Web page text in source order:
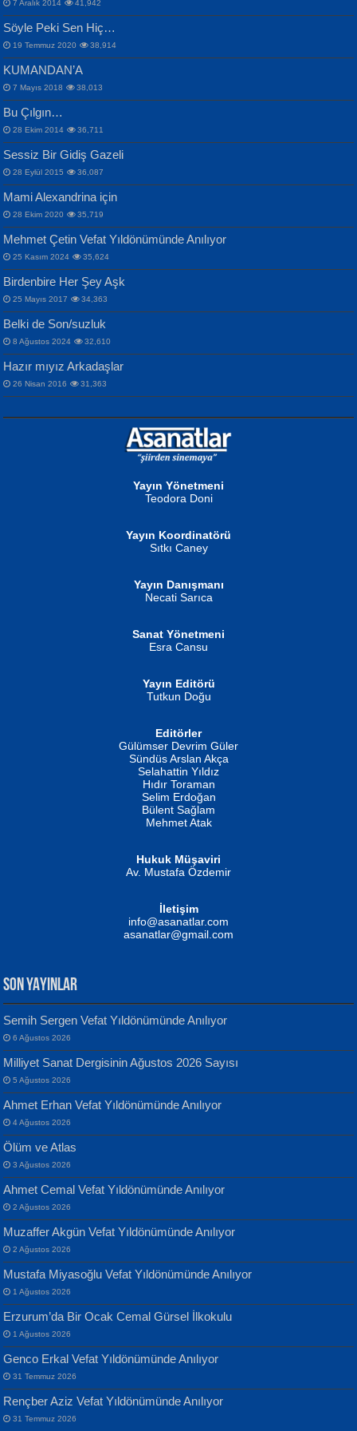
Samimiyet Nedir?...
İPEK ACAR SERT
Gazze’nin Şecaati, Ümmetin İmtihanı...
MAHMUT GÜRBÜZ
İbrahim Olmak ve Bitirebilmek...
NURAN KÖSE BAYDAR
İSMAİL OKUTAN
Erkeklerin Kahrolması Ne Demektir
MUSTAFA KELOĞLU
Yarına İz Bırakmak...
ATİLLA ÖZEN
Sultan Olmadan Önce Eyüp...
EKREM KARABABA
Mescid-i Aksâ Üstüne Ay!...
Selahattin Yıldız
İdrakimle Üşürken...
Songül Özel
Mahzen...
Ben Deniz Değilim ki...
Evvel Zaman Tanrıçası...
Yılmaz Ekinci
Geceye Söylenen...
Banu Sancak
Defterimden İçeri...
İsmail Aydos
İnkisar...
ERDEM BAYAZIT
Sana, Bana, Vatanıma, Ülkemin
İnsanlarına Dair...
NAZIM HİKMET RAN
Bir Cezaevinde, Tecritteki Adamın
Mektupları...
7 Aralık 2014 41,942
Söyle Peki Sen Hiç…
19 Temmuz 2020 38,914
KUMANDAN’A
7 Mayıs 2018 38,013
Bu Çılgın…
28 Ekim 2014 36,711
Sessiz Bir Gidiş Gazeli
28 Eylül 2015 36,087
Mami Alexandrina için
28 Ekim 2020 35,719
Mehmet Çetin Vefat Yıldönümünde Anılıyor
25 Kasım 2024 35,624
Birdenbire Her Şey Aşk
25 Mayıs 2017 34,363
Belki de Son/suzluk
8 Ağustos 2024 32,610
Hazır mıyız Arkadaşlar
26 Nisan 2016 31,363
Yayın Yönetmeni
Teodora Doni
Yayın Koordinatörü
Sıtkı Caney
Yayın Danışmanı
Necati Sarıca
Sanat Yönetmeni
Esra Cansu
Yayın Editörü
Tutkun Doğu
Editörler
Gülümser Devrim Güler
Sündüs Arslan Akça
Selahattin Yıldız
Hıdır Toraman
Selim Erdoğan
Bülent Sağlam
Mehmet Atak
Hukuk Müşaviri
Av. Mustafa Özdemir
İletişim
info@asanatlar.com
asanatlar@gmail.com
SON YAYINLAR
Semih Sergen Vefat Yıldönümünde Anılıyor
6 Ağustos 2026
Milliyet Sanat Dergisinin Ağustos 2026 Sayısı
5 Ağustos 2026
Ahmet Erhan Vefat Yıldönümünde Anılıyor
4 Ağustos 2026
Ölüm ve Atlas
3 Ağustos 2026
Ahmet Cemal Vefat Yıldönümünde Anılıyor
2 Ağustos 2026
Muzaffer Akgün Vefat Yıldönümünde Anılıyor
2 Ağustos 2026
Mustafa Miyasoğlu Vefat Yıldönümünde Anılıyor
1 Ağustos 2026
Erzurum’da Bir Ocak Cemal Gürsel İlkokulu
1 Ağustos 2026
Genco Erkal Vefat Yıldönümünde Anılıyor
31 Temmuz 2026
Rençber Aziz Vefat Yıldönümünde Anılıyor
31 Temmuz 2026